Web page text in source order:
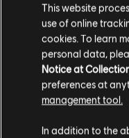
Видавець: Ubisoft
Розробник:Ubisoft
Дата випуску: 16/02/
Набір містить
які можна
Рейтинг:
Гадаємо, ваша
This website
use of online
cookies. To learn
personal data,
Notice at
preferences at
management tool.
In addition to the